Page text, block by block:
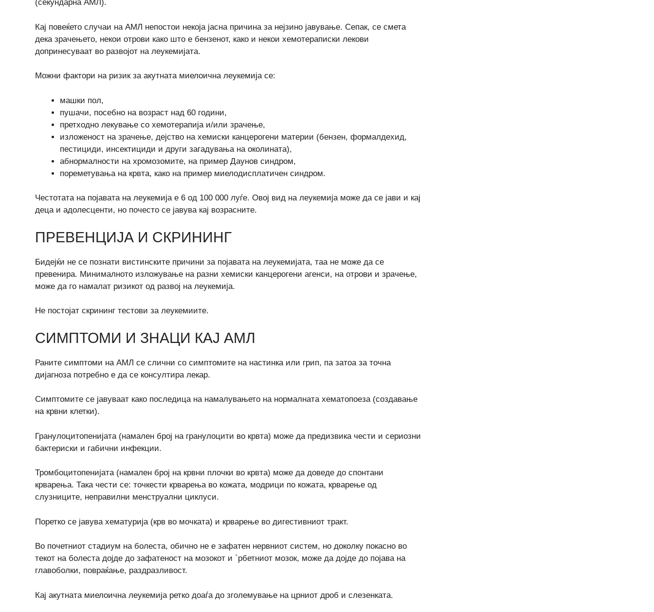
(секундарна АМЛ).
Кај повеќето случаи на АМЛ непостои некоја јасна причина за нејзино јавување. Сепак, се смета
дека зрачењето, некои отрови како што е бензенот, како и некои хемотераписки лекови
допринесуваат во развојот на леукемијата.
Можни фактори на ризик за акутната миелоична леукемија се:
машки пол,
пушачи, посебно на возраст над 60 години,
претходно лекување со хемотерапија и/или зрачење,
изложеност на зрачење, дејство на хемиски канцерогени материи (бензен, формалдехид,
пестициди, инсектициди и други загадувања на околината),
абнормалности на хромозомите, на пример Даунов синдром,
пореметувања на крвта, како на пример миелодисплатичен синдром.
Честотата на појавата на леукемија е 6 од 100 000 луѓе. Овој вид на леукемија може да се јави и кај
деца и адолесценти, но почесто се јавува кај возрасните.
ПРЕВЕНЦИЈА И СКРИНИНГ
Бидејќи не се познати вистинските причини за појавата на леукемијата, таа не може да се
превенира. Минималното изложување на разни хемиски канцерогени агенси, на отрови и зрачење,
може да го намалат ризикот од развој на леукемија.
Не постојат скрининг тестови за леукемиите.
СИМПТОМИ И ЗНАЦИ КАЈ АМЛ
Раните симптоми на АМЛ се слични со симптомите на настинка или грип, па затоа за точна
дијагноза потребно е да се консултира лекар.
Симптомите се јавуваат како последица на намалувањето на нормалната хематопоеза (создавање
на крвни клетки).
Гранулоцитопенијата (намален број на гранулоцити во крвта) може да предизвика чести и сериозни
бактериски и габични инфекции.
Тромбоцитопенијата (намален број на крвни плочки во крвта) може да доведе до спонтани
крварења. Така чести се: точкести крварења во кожата, модрици по кожата, крварење од
слузниците, неправилни менструални циклуси.
Поретко се јавува хематурија (крв во мочката) и крварење во дигестивниот тракт.
Во почетниот стадиум на болеста, обично не е зафатен нервниот систем, но доколку покасно во
текот на болеста дојде до зафатеност на мозокот и `рбетниот мозок, може да дојде до појава на
главоболки, повраќање, раздразливост.
Кај акутната миелоична леукемија ретко доаѓа до зголемување на црниот дроб и слезенката.